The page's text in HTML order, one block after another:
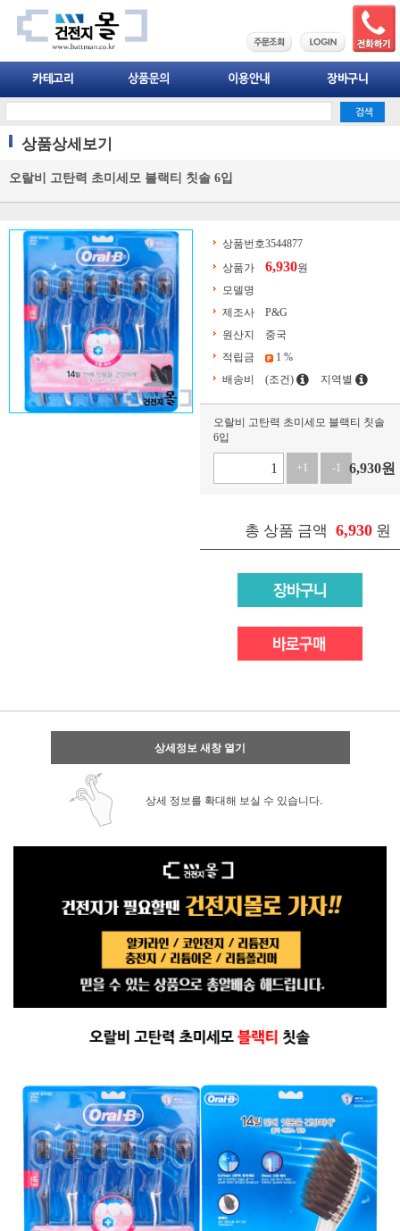
상품상세보기
오랄비 고탄력 초미세모 블랙티 칫솔 6입
상품번호3544877
상품가
6,930원
모델명
제조사
P&G
원산지
중국
적립금
1 %
배송비
(조건) 지역별
오랄비 고탄력 초미세모 블랙티 칫솔
6입
+1 -1 6,930원
총 상품 금액 6,930 원
상세정보 새창 열기
상세 정보를 확대해 보실 수 있습니다.